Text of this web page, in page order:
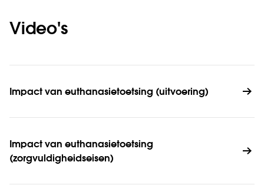
Video's
Impact van euthanasietoetsing (uitvoering)
Impact van euthanasietoetsing
(zorgvuldigheidseisen)